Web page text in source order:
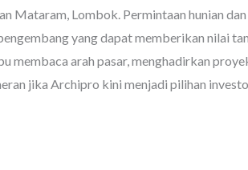
Lombok. Permintaan hunian dan
yang dapat memberikan nilai
membaca arah pasar, menghadirkan
jika Archipro kini menjadi pilihan